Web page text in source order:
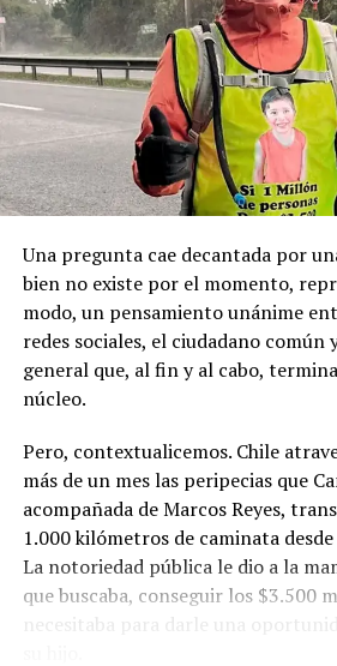
Pese a la gravedad a la gravedad
registraron declaraciones
sanciones políticas posteriores.
Recordemos que el 21 de
la Toma de Posesión del Estrecho
el capitán Juan Guillermos y 23
Goleta de Guerra Ancud de la
de estas tierras patagónicas
nacional declarando este territorio
Una pregunta cae decantada por
bien no existe por el momento,
modo, un pensamiento unánime
redes sociales, el ciudadano común
general que, al fin y al cabo,
núcleo.
Pero, contextualicemos. Chile
más de un mes las peripecias que
acompañada de Marcos Reyes,
1.000 kilómetros de caminata
La notoriedad pública le dio a la
que buscaba, conseguir los $3.500
necesitaba para darle una